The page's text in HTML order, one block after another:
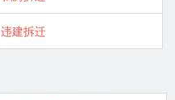
违建拆迁